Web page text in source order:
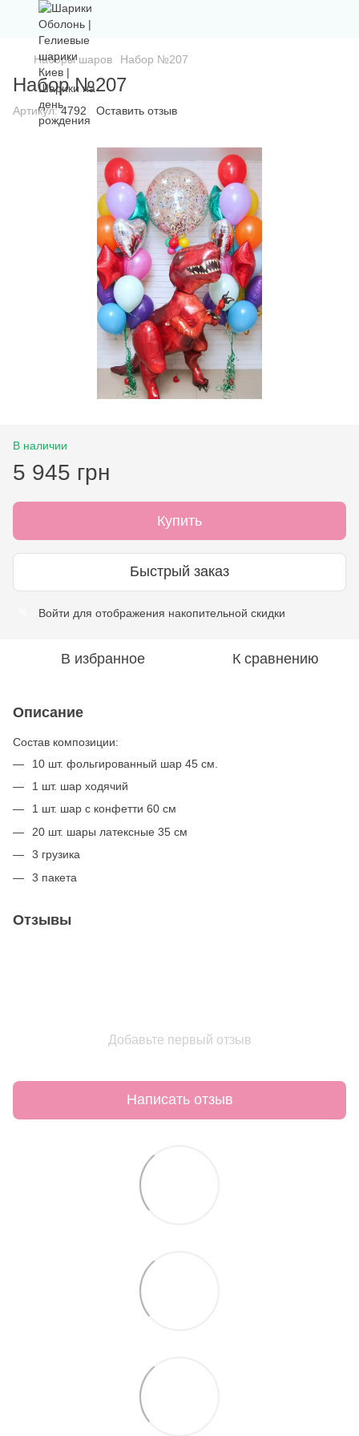
Наборы шаров Набор №207
Набор №207
Артикул:4792 Оставить отзыв
В наличии
5 945 грн
Купить
Быстрый заказ
Войти для отображения накопительной скидки
В избранное К сравнению
Описание
Состав композиции:
10 шт. фольгированный шар 45 см.
1 шт. шар ходячий
1 шт. шар с конфетти 60 см
20 шт. шары латексные 35 см
3 грузика
3 пакета
Отзывы
Добавьте первый отзыв
Написать отзыв